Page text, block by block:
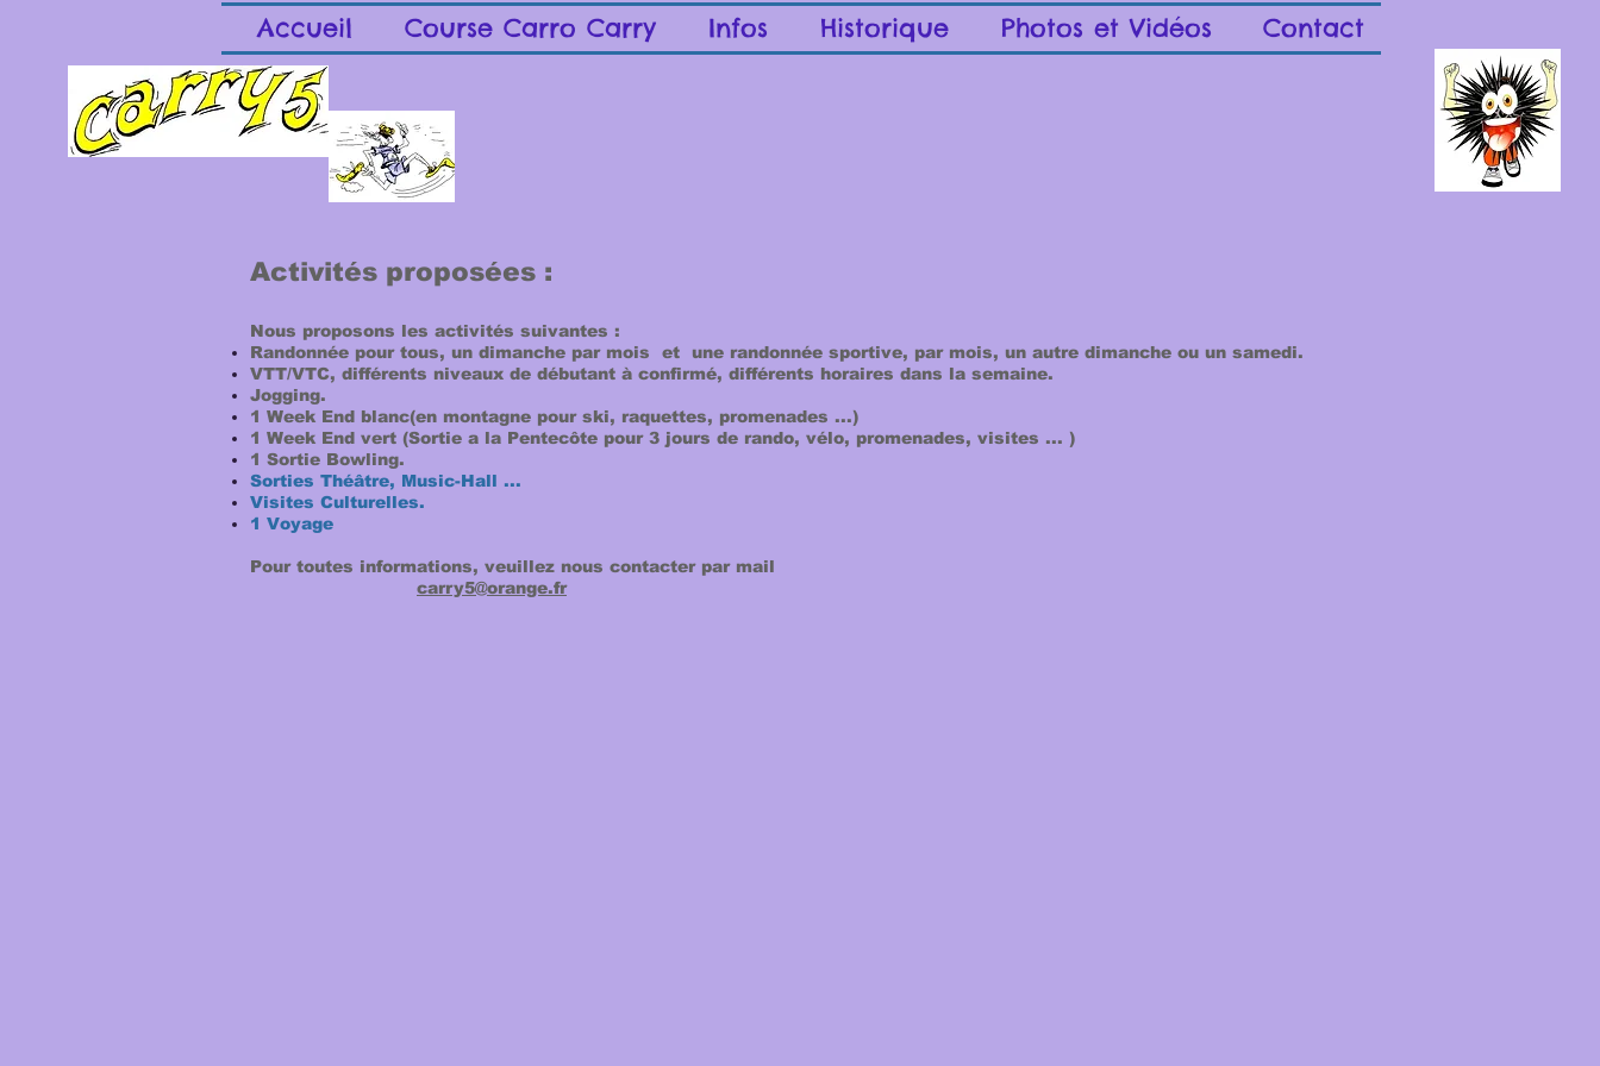
Accueil Course Carro Carry Infos Historique Photos et Vidéos Contact
Activités proposées :
Nous proposons les activités suivantes :
Randonnée pour tous, un dimanche par mois et une randonnée sportive, par mois, un autre dimanche ou un samedi.
VTT/VTC, différents niveaux de débutant à confirmé, différents horaires dans la semaine.
Jogging.
1 Week End blanc(en montagne pour ski, raquettes, promenades ...)
1 Week End vert (Sortie a la Pentecôte pour 3 jours de rando, vélo, promenades, visites ... )
1 Sortie Bowling.
Sorties Théâtre, Music-Hall ...
Visites Culturelles.
1 Voyage
Pour toutes informations, veuillez nous contacter par mail
carry5@orange.fr